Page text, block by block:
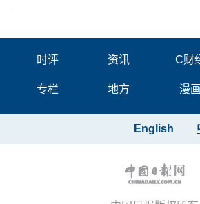
时评 资讯 C财
专栏 地方 漫画
English